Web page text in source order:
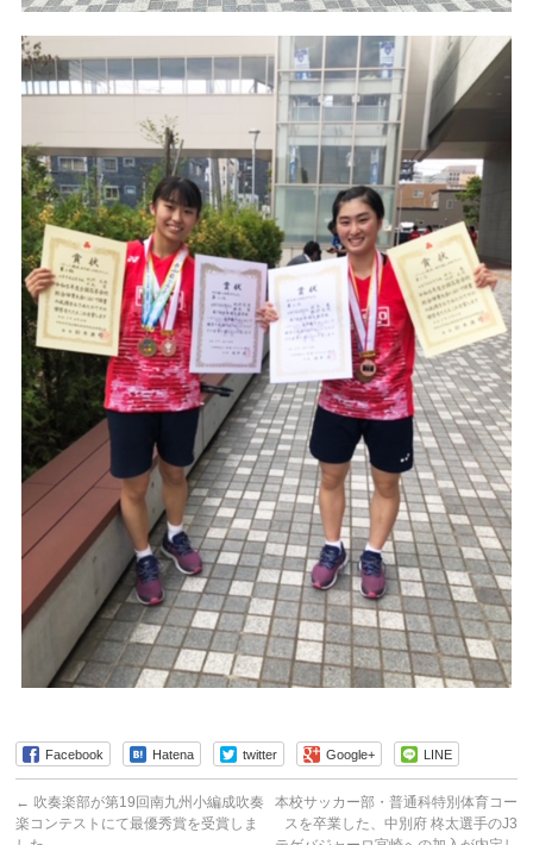
Facebook Hatena twitter Google+ LINE
← 吹奏楽部が第19回南九州小編成吹奏
楽コンテストにて最優秀賞を受賞しま
本校サッカー部・普通科特別体育コー
スを卒業した、中別府 柊太選手のJ3